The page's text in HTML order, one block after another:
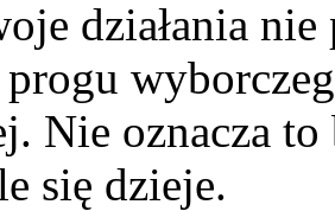
działania
Nie oznacza
się dzieje.